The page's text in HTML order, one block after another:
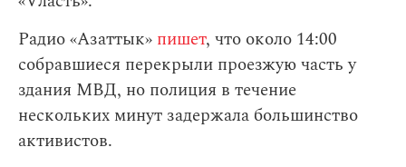
Радио «Азаттык» пишет, что около 14:00
собравшиеся перекрыли проезжую часть у
здания МВД, но полиция в течение
нескольких минут задержала большинство
активистов.